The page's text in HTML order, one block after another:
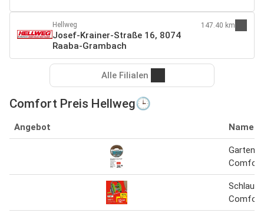
Hellweg
Josef-Krainer-Straße 16, 8074
Raaba-Grambach
147.40 km
Alle Filialen
Comfort Preis Hellweg🕒
Angebot Name
Comfort
Comfort